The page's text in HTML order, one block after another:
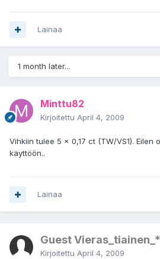
Lainaa
1 month later...
Minttu82
Kirjoitettu April 4, 2009
Vihkiin tulee 5 x 0,17 ct (TW/VS1). Eilen
käyttöön..
Lainaa
Guest Vieras_tiainen_*
Kirjoitettu April 4, 2009